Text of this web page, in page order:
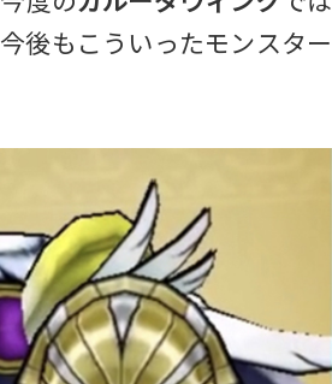
後もこういったモンスター